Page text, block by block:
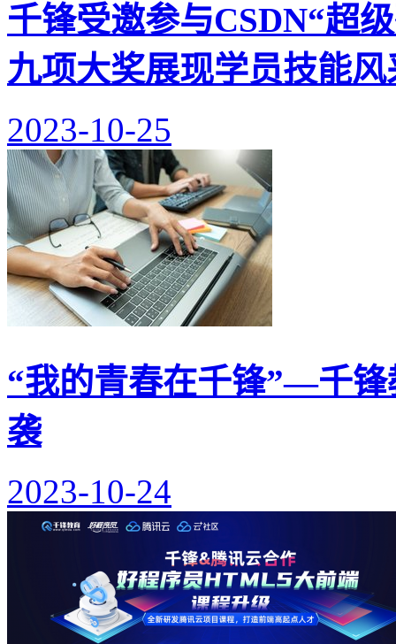
千锋受邀参与CSDN“超
九项大奖展现学员技能风
2023-10-25
“我的青春在千锋”—千锋
袭
2023-10-24